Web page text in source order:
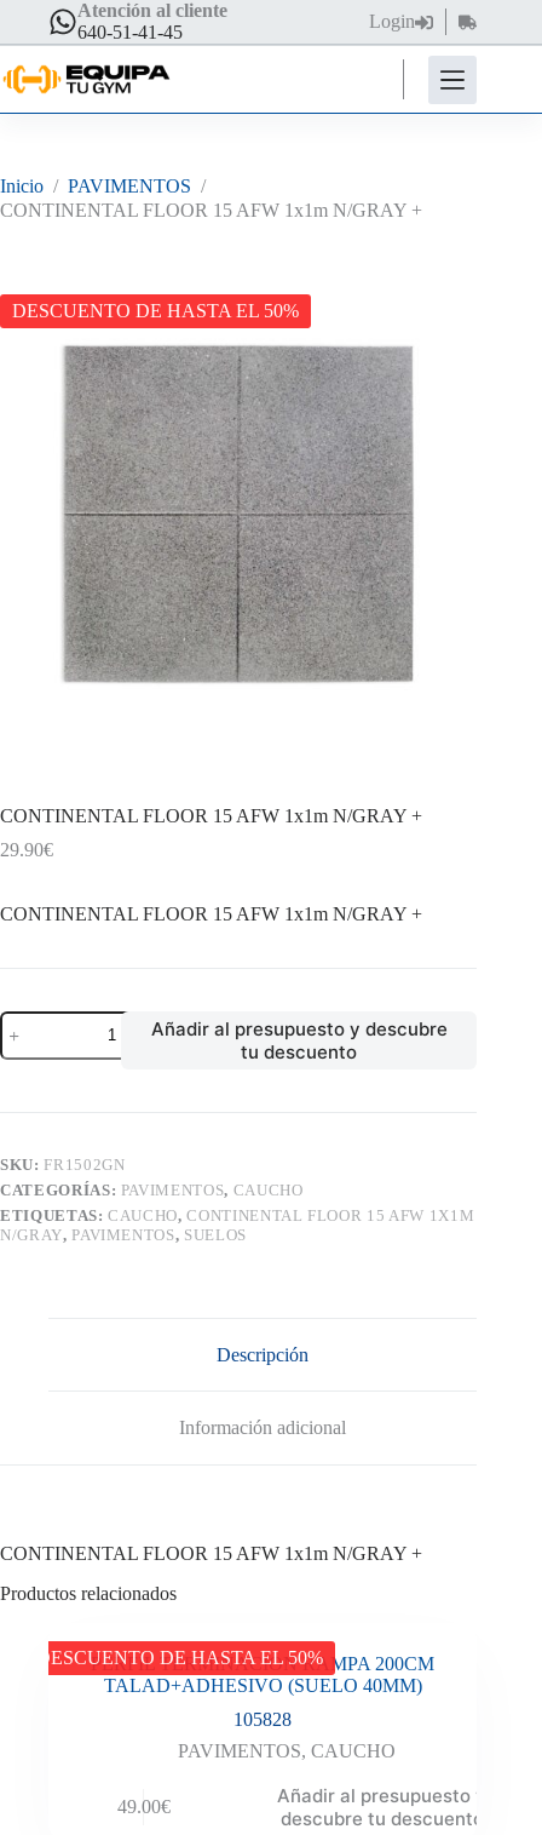
contenido
Atención al cliente
640-51-41-45
Login
Carro
de
compra
Inicio / PAVIMENTOS /
CONTINENTAL FLOOR 15 AFW 1x1m N/GRAY +
DESCUENTO DE HASTA EL 50%
CONTINENTAL FLOOR 15 AFW 1x1m N/GRAY +
29.90€
CONTINENTAL FLOOR 15 AFW 1x1m N/GRAY +
CONTINENTAL
FLOOR
15
cantidad
Añadir al presupuesto y descubre
tu descuento
SKU: FR1502GN
CATEGORÍAS: PAVIMENTOS, CAUCHO
ETIQUETAS:CAUCHO,CONTINENTAL FLOOR 15 AFW 1X1M
N/GRAY, PAVIMENTOS, SUELOS
Descripción
Información adicional
CONTINENTAL FLOOR 15 AFW 1x1m N/GRAY +
Productos relacionados
DESCUENTO DE HASTA EL 50%
PERFIL TERMINACION RAMPA 200CM
TALAD+ADHESIVO (SUELO 40MM)
105828
PAVIMENTOS,CAUCHO
49.00€
Añadir al presupuesto y
descubre tu descuento